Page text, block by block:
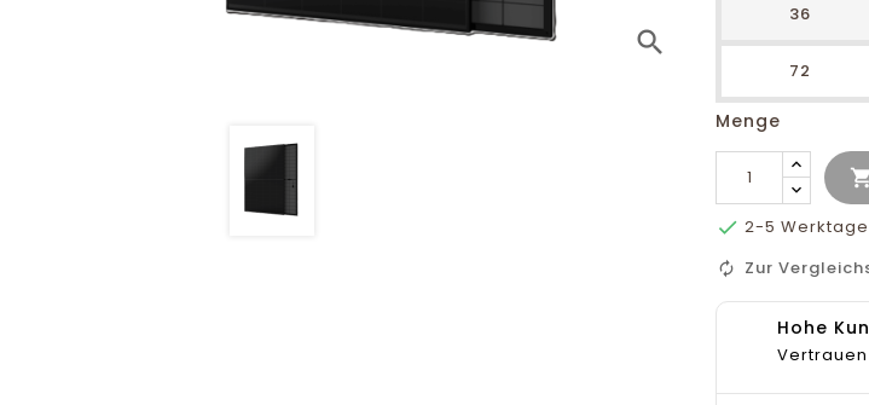
search
36
72
Menge
 2-5
Zur
Hohe